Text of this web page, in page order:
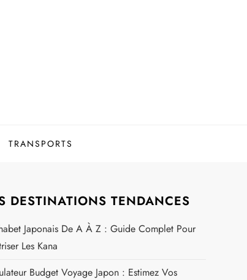
TRANSPORTS
DESTINATIONS TENDANCES
Japonais De A À Z : Guide Complet Pour
Les Kana
Budget Voyage Japon : Estimez Vos